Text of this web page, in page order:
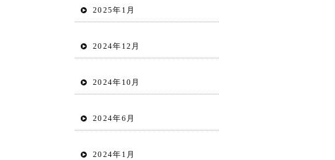
2025年1月
2024年12月
2024年10月
2024年6月
2024年1月